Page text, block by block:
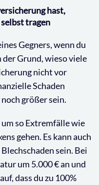
hast,
tragen
Gegners, wenn du
Grund, wieso viele
nicht vor
Schaden
größer sein.
so Extremfälle wie
gehen. Es kann auch
sein. Bei
um 5.000 € an und
dass du zu 100%